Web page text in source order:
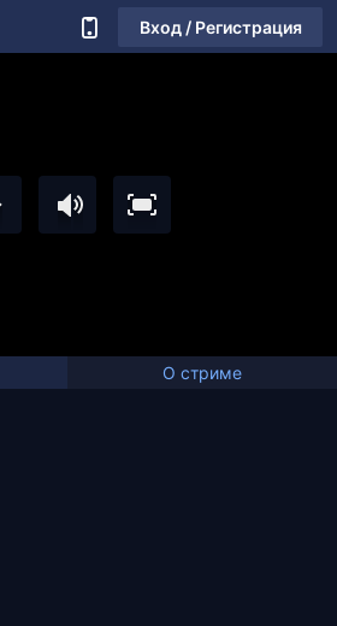
Вход / Регистрация
О стриме